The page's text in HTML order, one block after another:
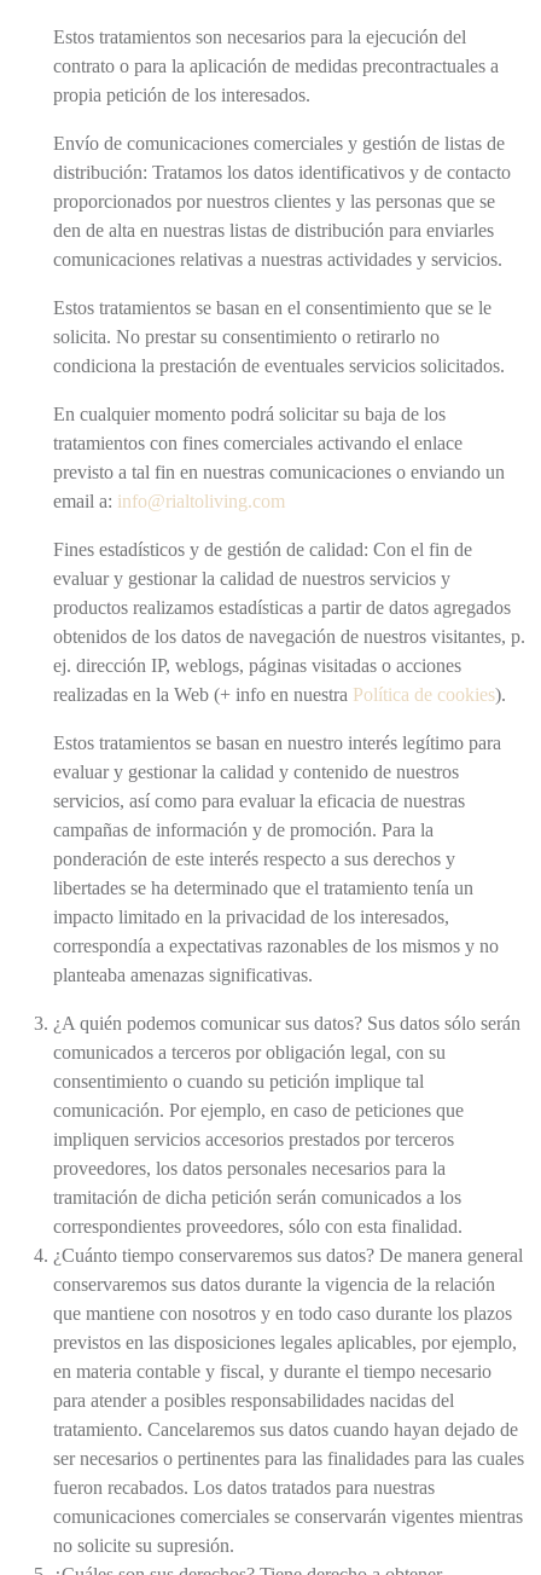
Estos tratamientos son necesarios para la ejecución del
contrato o para la aplicación de medidas precontractuales a
propia petición de los interesados.
Envío de comunicaciones comerciales y gestión de listas de
distribución: Tratamos los datos identificativos y de contacto
proporcionados por nuestros clientes y las personas que se
den de alta en nuestras listas de distribución para enviarles
comunicaciones relativas a nuestras actividades y servicios.
Estos tratamientos se basan en el consentimiento que se le
solicita. No prestar su consentimiento o retirarlo no
condiciona la prestación de eventuales servicios solicitados.
En cualquier momento podrá solicitar su baja de los
tratamientos con fines comerciales activando el enlace
previsto a tal fin en nuestras comunicaciones o enviando un
email a: info@rialtoliving.com
Fines estadísticos y de gestión de calidad: Con el fin de
evaluar y gestionar la calidad de nuestros servicios y
productos realizamos estadísticas a partir de datos agregados
obtenidos de los datos de navegación de nuestros visitantes, p.
ej. dirección IP, weblogs, páginas visitadas o acciones
realizadas en la Web (+ info en nuestra Política de cookies).
Estos tratamientos se basan en nuestro interés legítimo para
evaluar y gestionar la calidad y contenido de nuestros
servicios, así como para evaluar la eficacia de nuestras
campañas de información y de promoción. Para la
ponderación de este interés respecto a sus derechos y
libertades se ha determinado que el tratamiento tenía un
impacto limitado en la privacidad de los interesados,
correspondía a expectativas razonables de los mismos y no
planteaba amenazas significativas.
¿A quién podemos comunicar sus datos? Sus datos sólo serán
comunicados a terceros por obligación legal, con su
consentimiento o cuando su petición implique tal
comunicación. Por ejemplo, en caso de peticiones que
impliquen servicios accesorios prestados por terceros
proveedores, los datos personales necesarios para la
tramitación de dicha petición serán comunicados a los
correspondientes proveedores, sólo con esta finalidad.
¿Cuánto tiempo conservaremos sus datos? De manera general
conservaremos sus datos durante la vigencia de la relación
que mantiene con nosotros y en todo caso durante los plazos
previstos en las disposiciones legales aplicables, por ejemplo,
en materia contable y fiscal, y durante el tiempo necesario
para atender a posibles responsabilidades nacidas del
tratamiento. Cancelaremos sus datos cuando hayan dejado de
ser necesarios o pertinentes para las finalidades para las cuales
fueron recabados. Los datos tratados para nuestras
comunicaciones comerciales se conservarán vigentes mientras
no solicite su supresión.